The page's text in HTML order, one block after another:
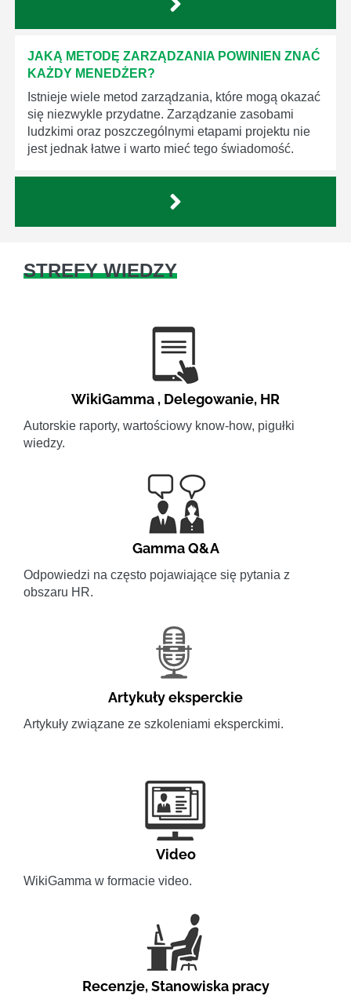
JAKĄ METODĘ ZARZĄDZANIA POWINIEN ZNAĆ
KAŻDY MENEDŻER?
Istnieje wiele metod zarządzania, które mogą okazać
się niezwykle przydatne. Zarządzanie zasobami
ludzkimi oraz poszczególnymi etapami projektu nie
jest jednak łatwe i warto mieć tego świadomość.
STREFY WIEDZY
WikiGamma , Delegowanie, HR
Autorskie raporty, wartościowy know-how, pigułki
wiedzy.
Gamma Q&A
Odpowiedzi na często pojawiające się pytania z
obszaru HR.
Artykuły eksperckie
Artykuły związane ze szkoleniami eksperckimi.
Video
WikiGamma w formacie video.
Recenzje,Stanowiska pracy